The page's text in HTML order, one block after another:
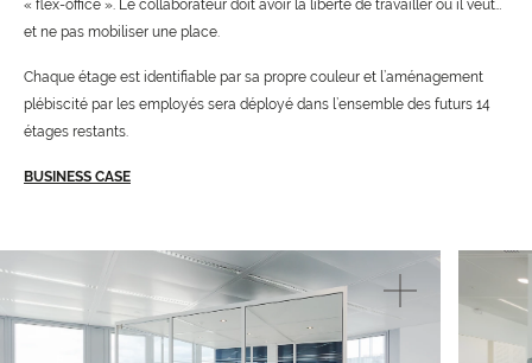
« flex-office ». Le collaborateur doit avoir la liberté de travailler où il veut…
et ne pas mobiliser une place.
Chaque étage est identifiable par sa propre couleur et l’aménagement
plébiscité par les employés sera déployé dans l’ensemble des futurs 14
étages restants.
BUSINESS CASE